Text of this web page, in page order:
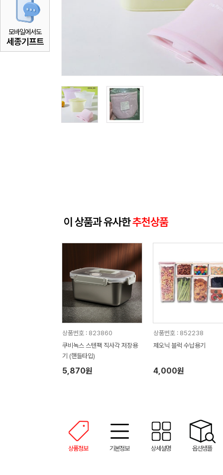
모바일에서도
세종기프트
이 상품과 유사한추천상품
상품번호 : 823860
쿠비녹스 스텐팩 직사각 저장용
기 (핸들타입)
5,870원
상품번호 : 852238
제오닉 블럭 수납용기
4,000원
상품정보 기본정보 상세설명 옵션샘플